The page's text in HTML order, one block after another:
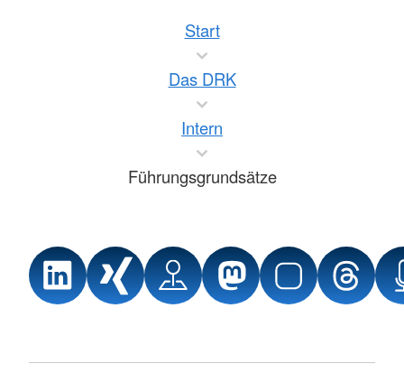
Start
Das DRK
Intern
Führungsgrundsätze